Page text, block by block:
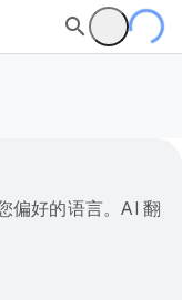
偏好的语言。AI 翻